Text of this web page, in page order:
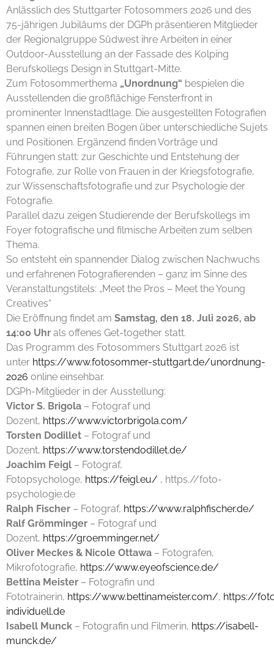
Anlässlich des Stuttgarter Fotosommers 2026 und des
75-jährigen Jubiläums der DGPh präsentieren Mitglieder
der Regionalgruppe Südwest ihre Arbeiten in einer
Outdoor-Ausstellung an der Fassade des Kolping
Berufskollegs Design in Stuttgart-Mitte.
Zum Fotosommerthema „Unordnung“ bespielen die
Ausstellenden die großflächige Fensterfront in
prominenter Innenstadtlage. Die ausgestellten Fotografien
spannen einen breiten Bogen über unterschiedliche Sujets
und Positionen. Ergänzend finden Vorträge und
Führungen statt: zur Geschichte und Entstehung der
Fotografie, zur Rolle von Frauen in der Kriegsfotografie,
zur Wissenschaftsfotografie und zur Psychologie der
Fotografie.
Parallel dazu zeigen Studierende der Berufskollegs im
Foyer fotografische und filmische Arbeiten zum selben
Thema.
So entsteht ein spannender Dialog zwischen Nachwuchs
und erfahrenen Fotografierenden – ganz im Sinne des
Veranstaltungstitels: „Meet the Pros – Meet the Young
Creatives“
Die Eröffnung findet am Samstag, den 18. Juli 2026, ab
14:00 Uhr als offenes Get-together statt.
Das Programm des Fotosommers Stuttgart 2026 ist
unter https://www.fotosommer-stuttgart.de/unordnung-
2026 online einsehbar.
DGPh-Mitglieder in der Ausstellung:
Victor S. Brigola – Fotograf und
Dozent, https://www.victorbrigola.com/
Torsten Dodillet – Fotograf und
Dozent, https://www.torstendodillet.de/
Joachim Feigl – Fotograf,
Fotopsychologe, https://feigl.eu/ , https.//foto-
psychologie.de
Ralph Fischer – Fotograf, https://www.ralphfischer.de/
Ralf Grömminger – Fotograf und
Dozent, https://groemminger.net/
Oliver Meckes & Nicole Ottawa – Fotografen,
Mikrofotografie, https://www.eyeofscience.de/
Bettina Meister – Fotografin und
Fototrainerin, https://www.bettinameister.com/, https://
individuell.de
Isabell Munck – Fotografin und Filmerin, https://isabell-
munck.de/